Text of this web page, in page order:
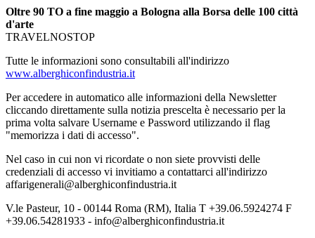
Oltre 90 TO a fine maggio a Bologna alla Borsa delle 100 città
d'arte
TRAVELNOSTOP
Tutte le informazioni sono consultabili all'indirizzo
www.alberghiconfindustria.it
Per accedere in automatico alle informazioni della Newsletter
cliccando direttamente sulla notizia prescelta è necessario per la
prima volta salvare Username e Password utilizzando il flag
"memorizza i dati di accesso".
Nel caso in cui non vi ricordate o non siete provvisti delle
credenziali di accesso vi invitiamo a contattarci all'indirizzo
affarigenerali@alberghiconfindustria.it
V.le Pasteur, 10 - 00144 Roma (RM), Italia T +39.06.5924274 F
+39.06.54281933 - info@alberghiconfindustria.it